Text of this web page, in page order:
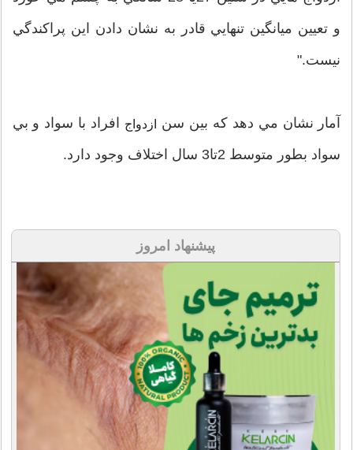
و تعيين ميانگين تنهايي قادر به نشان دادن اين پراكندگي
نيست."
آمار نشان مي دهد كه بين سن ازدواج
افراد با سواد و بي
سواد بطور متوسط 2تا3 سال اختلاف وجود دارد.
پیشنهاد امروز